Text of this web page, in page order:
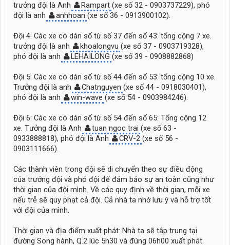
trưởng đội là Anh
Rampart (xe số 32 - 0903737229), phó
đội là anh
anhhoan (xe số 36 - 0913900102).
Đội 4: Các xe có dán số từ số 37 đến số 43: tổng cộng 7 xe.
trưởng đội là anh
khoalongvu (xe số 37 - 0903719328),
phó đội là anh
LEHAILONG (xe số 39 - 0908882868)
Đội 5: Các xe có dán số từ số 44 đến số 53: tổng cộng 10 xe.
Trưởng đội là anh
Chatnguyen (xe số 44 - 0918030401),
phó đội là anh
win-wave (xe số 54 - 0903984246).
Đội 6: Các xe có dán số từ số 54 đến số 65: Tổng cộng 12
xe. Tưởng đội là Anh
tuan ngoc trai (xe số 63 -
0933888818), phó đội là Anh
CRV-2 (xe số 56 -
0903111666).
Các thành viên trong đội sẽ di chuyển theo sự điều động
của trưởng đội và phó đội để đảm bảo sự an toàn cũng như
thời gian của đội mình. Về các quy định về thời gian, mỗi xe
nếu trễ sẽ quy phạt cả đội. Cả nhà ta nhớ lưu ý và hỗ trợ tốt
với đội của mình.
Thời gian và địa điểm xuất phát: Nhà ta sẽ tập trung tại
đường Song hành, Q.2 lúc 5h30 và đúng 06h00 xuất phát.